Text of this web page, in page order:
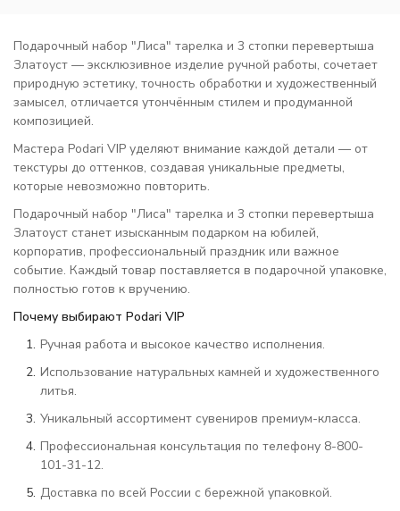
Подарочный набор "Лиса" тарелка и 3 стопки перевертыша
Златоуст — эксклюзивное изделие ручной работы, сочетает
природную эстетику, точность обработки и художественный
замысел, отличается утончённым стилем и продуманной
композицией.
Мастера Podari VIP уделяют внимание каждой детали — от
текстуры до оттенков, создавая уникальные предметы,
которые невозможно повторить.
Подарочный набор "Лиса" тарелка и 3 стопки перевертыша
Златоуст станет изысканным подарком на юбилей,
корпоратив, профессиональный праздник или важное
событие. Каждый товар поставляется в подарочной упаковке,
полностью готов к вручению.
Почему выбирают Podari VIP
Ручная работа и высокое качество исполнения.
Использование натуральных камней и художественного
литья.
Уникальный ассортимент сувениров премиум-класса.
Профессиональная консультация по телефону 8-800-
101-31-12.
Доставка по всей России с бережной упаковкой.